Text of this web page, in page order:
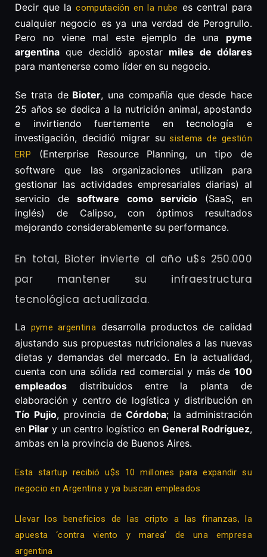
Decir que lacomputación en la nube es central para
cualquier negocio es ya una verdad de Perogrullo.
Pero no viene mal este ejemplo de una pyme
argentina que decidió apostar miles de dólares
para mantenerse como líder en su negocio.
Se trata deBioter, una compañía que desde hace
25 años se dedica a la nutrición animal, apostando
e invirtiendo fuertemente en tecnología e
investigación, decidió migrar su sistema de gestión
ERP
(Enterprise Resource Planning, un tipo de
software que las organizaciones utilizan para
gestionar las actividades empresariales diarias) al
servicio desoftware como servicio(SaaS, en
inglés) de Calipso, con óptimos resultados
mejorando considerablemente su performance.
En total, Bioter invierte al año u$s 250.000
par mantener su infraestructura
tecnológica actualizada.
La pyme argentina desarrolla productos de calidad
ajustando sus propuestas nutricionales a las nuevas
dietas y demandas del mercado. En la actualidad,
cuenta con una sólida red comercial y más de 100
empleados distribuidos entre la planta de
elaboración y centro de logística y distribución en
Tío Pujio, provincia deCórdoba; la administración
en Pilar y un centro logístico en General Rodríguez,
ambas en la provincia de Buenos Aires.
Esta startup recibió u$s 10 millones para expandir su
negocio en Argentina y ya buscan empleados
Llevar los beneficios de las cripto a las finanzas, la
apuesta ‘contra viento y marea’ de una empresa
argentina